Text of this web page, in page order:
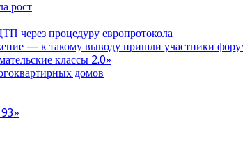
рост
через процедуру европротокола
— к такому выводу пришли участники
классы 2.0»
домов